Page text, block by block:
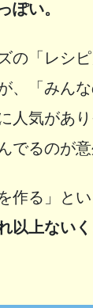
ぽい。
の「レシ
、「みん
人気があ
でるのが
作る」と
以上ない